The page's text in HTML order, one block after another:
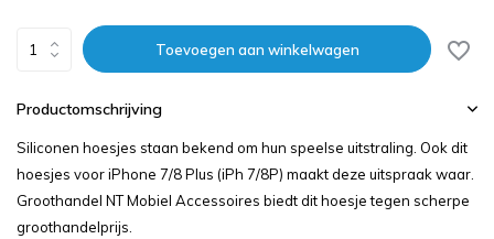
Toevoegen aan winkelwagen
Productomschrijving
Siliconen hoesjes staan bekend om hun speelse uitstraling. Ook dit
hoesjes voor iPhone 7/8 Plus (iPh 7/8P) maakt deze uitspraak waar.
Groothandel NT Mobiel Accessoires biedt dit hoesje tegen scherpe
groothandelprijs.